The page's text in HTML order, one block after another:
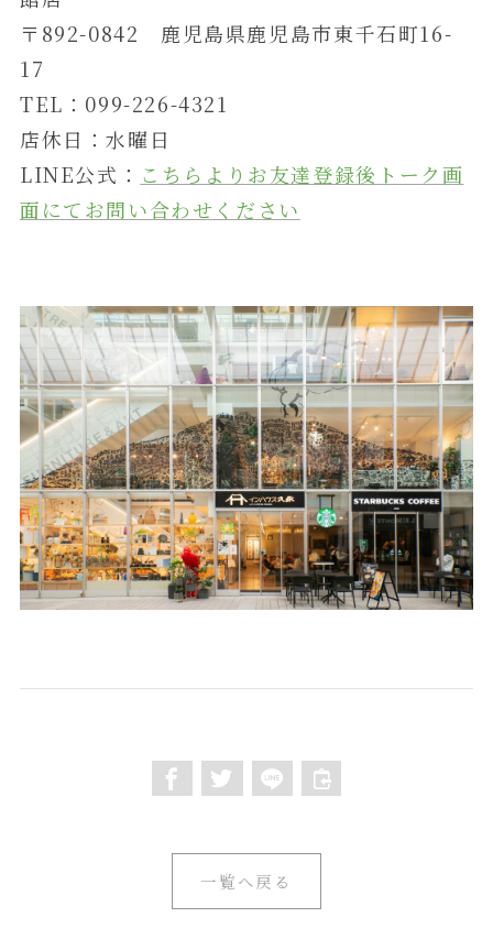
〒892-0842 鹿児島県鹿児島市東千石町16-
17
TEL：099-226-4321
店休日：水曜日
LINE公式： こちらよりお友達登録後トーク画
面にてお問い合わせください
一覧へ戻る